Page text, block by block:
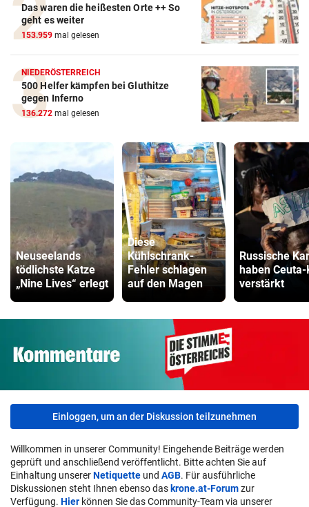
Das waren die heißesten Orte ++ So
geht es weiter
153.959 mal gelesen
NIEDERÖSTERREICH
500 Helfer kämpfen bei Gluthitze
gegen Inferno
136.272 mal gelesen
Neuseelands
tödlichste Katze
„Nine Lives“ erlegt
Diese
Kühlschrank-
Fehler schlagen
auf den Magen
Russische
haben
verstärkt
Einloggen, um an der Diskussion teilzunehmen
Willkommen in unserer Community! Eingehende Beiträge werden
geprüft und anschließend veröffentlicht. Bitte achten Sie auf
Einhaltung unsererNetiquette und AGB. Für ausführliche
Diskussionen steht Ihnen ebenso das krone.at-Forumzur
Verfügung. Hier können Sie das Community-Team via unserer